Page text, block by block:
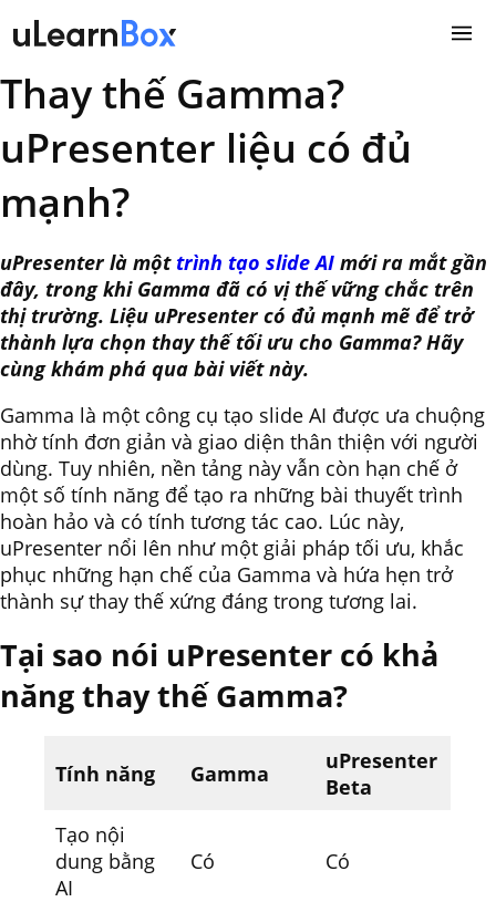
to
Thay thế Gamma?
uPresenter liệu có đủ
mạnh?
uPresenter là một trình tạo slide AI mới ra mắt gần
đây, trong khi Gamma đã có vị thế vững chắc trên
thị trường. Liệu uPresenter có đủ mạnh mẽ để trở
thành lựa chọn thay thế tối ưu cho Gamma? Hãy
cùng khám phá qua bài viết này.
Gamma là một công cụ tạo slide AI được ưa chuộng
nhờ tính đơn giản và giao diện thân thiện với người
dùng. Tuy nhiên, nền tảng này vẫn còn hạn chế ở
một số tính năng để tạo ra những bài thuyết trình
hoàn hảo và có tính tương tác cao. Lúc này,
uPresenter nổi lên như một giải pháp tối ưu, khắc
phục những hạn chế của Gamma và hứa hẹn trở
thành sự thay thế xứng đáng trong tương lai.
Tại sao nói uPresenter có khả
năng thay thế Gamma?
Tính năng Gamma
uPresenter
Beta
Tạo nội
dung bằng
AI
Có Có